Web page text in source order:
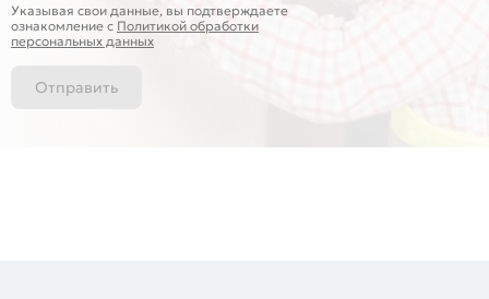
Указывая свои данные, вы подтверждаете
ознакомление c Политикой обработки
персональных данных
Отправить